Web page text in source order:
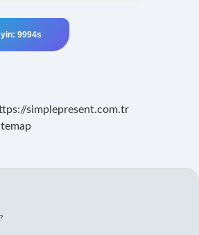
simplepresent.com.tr